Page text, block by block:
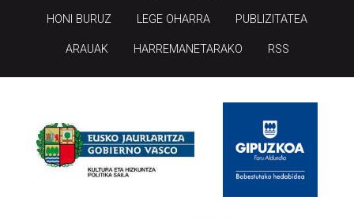
HONI BURUZ LEGE OHARRA PUBLIZITATEA
ARAUAK HARREMANETARAKO RSS